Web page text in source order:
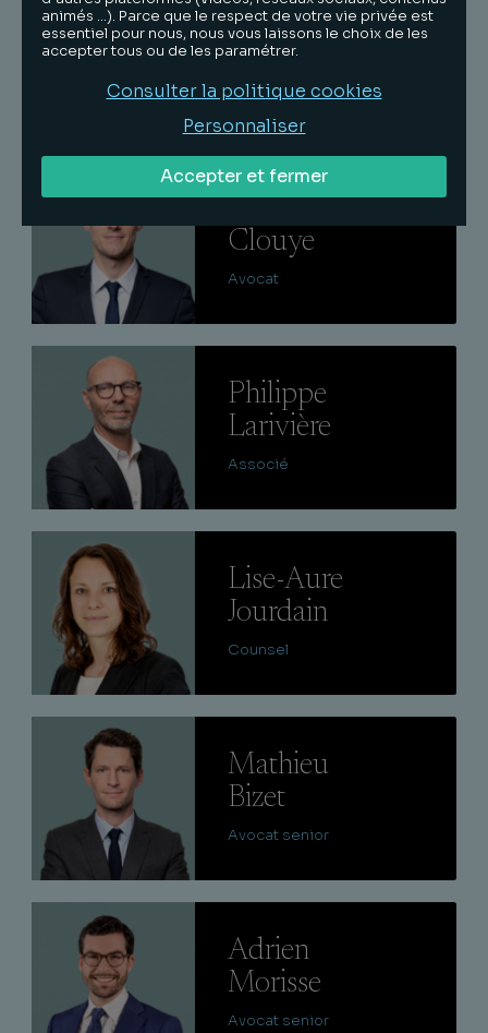
Dimitri
Nadelgaft
Avocat senior
Clouye
Avocat
Philippe
Larivière
Associé
Lise-Aure
Jourdain
Counsel
Mathieu
Bizet
Avocat senior
Adrien
Morisse
Avocat senior
animés …). Parce que le respect de votre vie privée est
essentiel pour nous, nous vous laissons le choix de les
accepter tous ou de les paramétrer.
Consulter la politique cookies
Personnaliser
Accepter et fermer